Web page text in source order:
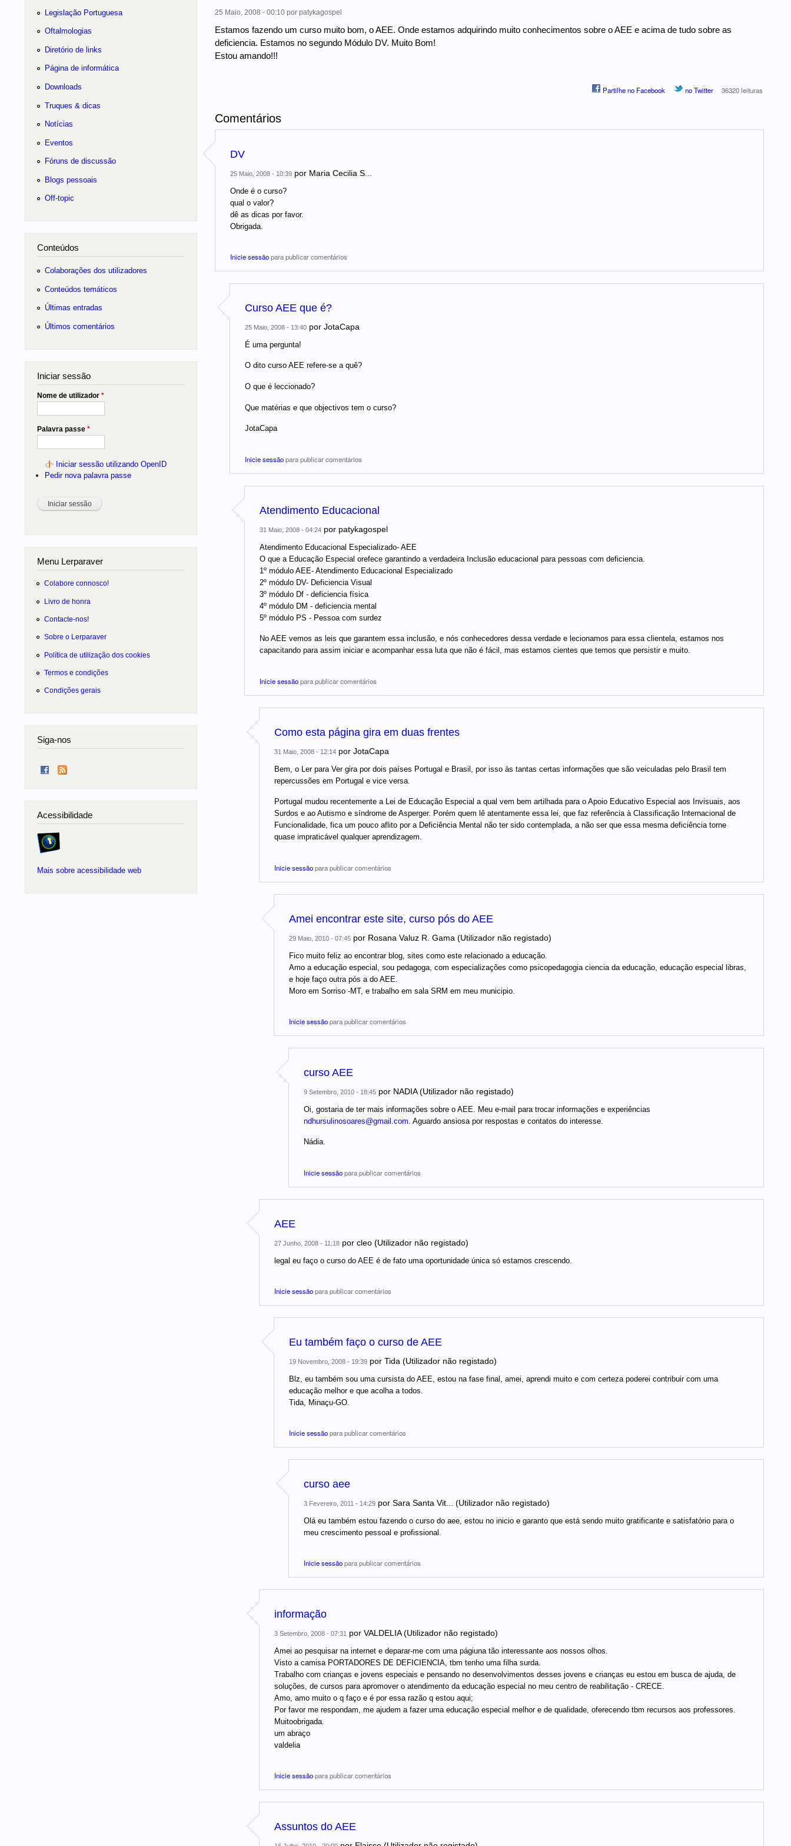
25 Maio, 2008 - 00:10por patykagospel
Estamos fazendo um curso muito bom, o AEE. Onde estamos adquirindo muito conhecimentos sobre o AEE e acima de tudo sobre as
deficiencia. Estamos no segundo Módulo DV. Muito Bom!
Estou amando!!!
Partilhe no Facebook no Twitter 36320 leituras
Comentários
DV
25 Maio, 2008 - 10:39por Maria Cecilia S...
Onde é o curso?
qual o valor?
dê as dicas por favor.
Obrigada.
Inicie sessãopara publicar comentários
Curso AEE que é?
25 Maio, 2008 - 13:40por JotaCapa
É uma pergunta!
O dito curso AEE refere-se a quê?
O que é leccionado?
Que matérias e que objectivos tem o curso?
JotaCapa
Inicie sessãopara publicar comentários
Atendimento Educacional
31 Maio, 2008 - 04:24por patykagospel
Atendimento Educacional Especializado- AEE
O que a Educação Especial orefece garantindo a verdadeira Inclusão educacional para pessoas com deficiencia.
1º módulo AEE- Atendimento Educacional Especializado
2º módulo DV- Deficiencia Visual
3º módulo Df - deficiencia física
4º módulo DM - deficiencia mental
5º módulo PS - Pessoa com surdez
No AEE vemos as leis que garantem essa inclusão, e nós conhecedores dessa verdade e lecionamos para essa clientela, estamos nos
capacitando para assim iniciar e acompanhar essa luta que não é fácil, mas estamos cientes que temos que persistir e muito.
Inicie sessãopara publicar comentários
Como esta página gira em duas frentes
31 Maio, 2008 - 12:14por JotaCapa
Bem, o Ler para Ver gira por dois países Portugal e Brasil, por isso às tantas certas informações que são veiculadas pelo Brasil tem
repercussões em Portugal e vice versa.
Portugal mudou recentemente a Lei de Educação Especial a qual vem bem artilhada para o Apoio Educativo Especial aos Invisuais, aos
Surdos e ao Autismo e síndrome de Asperger. Porém quem lê atentamente essa lei, que faz referência à Classificação Internacional de
Funcionalidade, fica um pouco aflito por a Deficiência Mental não ter sido contemplada, a não ser que essa mesma deficiência torne
quase impraticável qualquer aprendizagem.
Inicie sessãopara publicar comentários
Amei encontrar este site, curso pós do AEE
29 Maio, 2010 - 07:45por Rosana Valuz R. Gama (Utilizador não registado)
Fico muito feliz ao encontrar blog, sites como este relacionado a educação.
Amo a educação especial, sou pedagoga, com especializações como psicopedagogia ciencia da educação, educação especial libras,
e hoje faço outra pós a do AEE.
Moro em Sorriso -MT, e trabalho em sala SRM em meu municipio.
Inicie sessãopara publicar comentários
curso AEE
9 Setembro, 2010 - 18:45por NADIA (Utilizador não registado)
Oi, gostaria de ter mais informações sobre o AEE. Meu e-mail para trocar informações e experiências
ndhursulinosoares@gmail.com . Aguardo ansiosa por respostas e contatos do interesse.
Nádia.
Inicie sessãopara publicar comentários
AEE
27 Junho, 2008 - 11:18por cleo (Utilizador não registado)
legal eu faço o curso do AEE é de fato uma oportunidade única só estamos crescendo.
Inicie sessãopara publicar comentários
Eu também faço o curso de AEE
19 Novembro, 2008 - 19:39por Tida (Utilizador não registado)
Blz, eu também sou uma cursista do AEE, estou na fase final, amei, aprendi muito e com certeza poderei contribuir com uma
educação melhor e que acolha a todos.
Tida, Minaçu-GO.
Inicie sessãopara publicar comentários
curso aee
3 Fevereiro, 2011 - 14:29por Sara Santa Vit... (Utilizador não registado)
Olá eu também estou fazendo o curso do aee, estou no inicio e garanto que está sendo muito gratificante e satisfatório para o
meu crescimento pessoal e profissional.
Inicie sessãopara publicar comentários
informação
3 Setembro, 2008 - 07:31 por VALDELIA (Utilizador não registado)
Amei ao pesquisar na internet e deparar-me com uma págiuna tão interessante aos nossos olhos.
Visto a camisa PORTADORES DE DEFICIENCIA, tbm tenho uma filha surda.
Trabalho com crianças e jovens especiais e pensando no desenvolvimentos desses jovens e crianças eu estou em busca de ajuda, de
soluções, de cursos para apromover o atendimento da educação especial no meu centro de reabilitação - CRECE.
Amo, amo muito o q faço e é por essa razão q estou aqui;
Por favor me respondam, me ajudem a fazer uma educação especial melhor e de qualidade, oferecendo tbm recursos aos professores.
Muitoobrigada.
um abraço
valdelia
Inicie sessãopara publicar comentários
Assuntos do AEE
Legislação Portuguesa
Oftalmologias
Diretório de links
Página de informática
Downloads
Truques & dicas
Notícias
Eventos
Fóruns de discussão
Blogs pessoais
Off-topic
Conteúdos
Colaborações dos utilizadores
Conteúdos temáticos
Últimas entradas
Últimos comentários
Iniciar sessão
Nome de utilizador *
Palavra passe *
Iniciar sessão utilizando OpenID
Pedir nova palavra passe
Menu Lerparaver
Colabore connosco!
Livro de honra
Contacte-nos!
Sobre o Lerparaver
Política de utilização dos cookies
Termos e condições
Condições gerais
Siga-nos
Acessibilidade
Mais sobre acessibilidade web